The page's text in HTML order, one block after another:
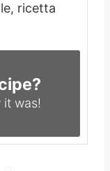
ricetta
was!